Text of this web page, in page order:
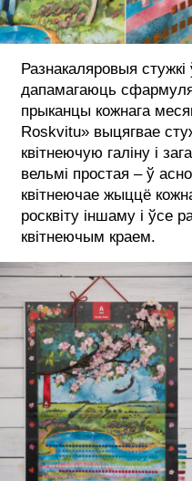
Разнакаляровыя
дапамагаюць
прыканцы кожнага
Roskvitu» выцягвае
квітнеючую галіну і
вельмі простая – ў
квітнеючае жыццё
росквіту іншаму і ўсе
квітнеючым краем.